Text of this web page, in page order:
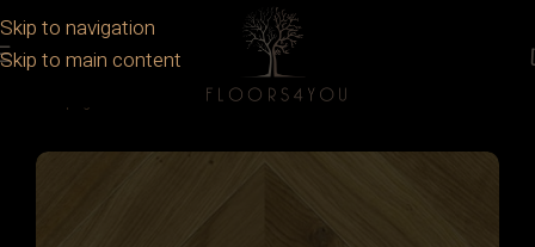
Skip to navigation
Skip to main content
Parchet lemn stratificat